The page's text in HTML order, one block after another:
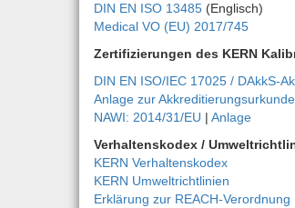
DIN EN ISO 13485 (Englisch)
Medical VO (EU) 2017/745
Zertifizierungen des KERN
DIN EN ISO/IEC 17025 / DAkkS-
Anlage zur Akkreditierungsurkunde
NAWI: 2014/31/EU | Anlage
Verhaltenskodex /
KERN Verhaltenskodex
KERN Umweltrichtlinien
Erklärung zur REACH-Verordnung